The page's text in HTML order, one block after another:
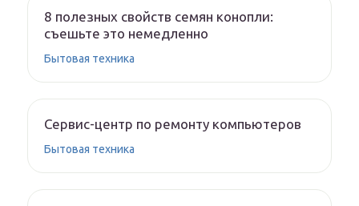
8 полезных свойств семян конопли:
съешьте это немедленно
Бытовая техника
Сервис-центр по ремонту компьютеров
Бытовая техника